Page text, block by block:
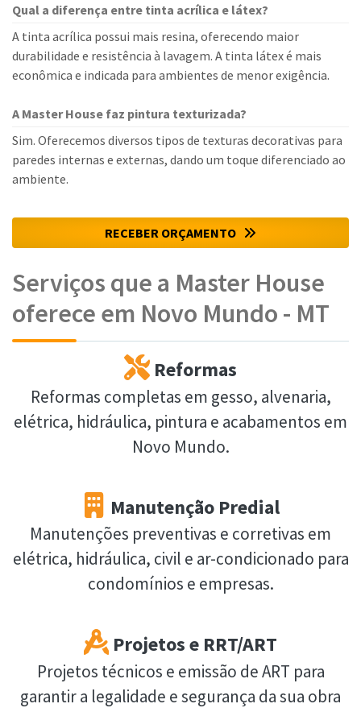
Qual a diferença entre tinta acrílica e látex?
A tinta acrílica possui mais resina, oferecendo maior
durabilidade e resistência à lavagem. A tinta látex é mais
econômica e indicada para ambientes de menor exigência.
A Master House faz pintura texturizada?
Sim. Oferecemos diversos tipos de texturas decorativas para
paredes internas e externas, dando um toque diferenciado ao
ambiente.
RECEBER ORÇAMENTO
Serviços que a Master House
oferece em Novo Mundo - MT
Reformas
Reformas completas em gesso, alvenaria,
elétrica, hidráulica, pintura e acabamentos em
Novo Mundo.
Manutenção Predial
Manutenções preventivas e corretivas em
elétrica, hidráulica, civil e ar-condicionado para
condomínios e empresas.
Projetos e RRT/ART
Projetos técnicos e emissão de ART para
garantir a legalidade e segurança da sua obra